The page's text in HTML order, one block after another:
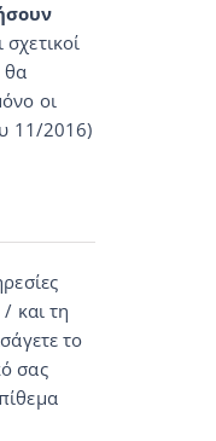
σχετικοί
θα
οι
11/2016)
και τη
το
σας